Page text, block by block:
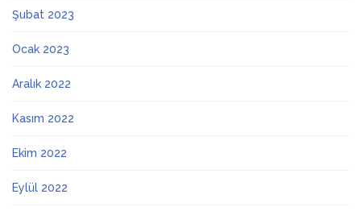
Şubat 2023
Ocak 2023
Aralık 2022
Kasım 2022
Ekim 2022
Eylül 2022